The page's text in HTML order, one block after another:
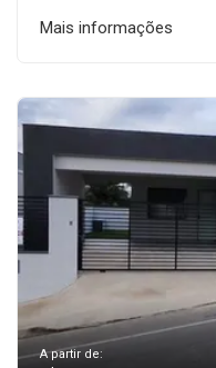
Mais informações
A partir de: